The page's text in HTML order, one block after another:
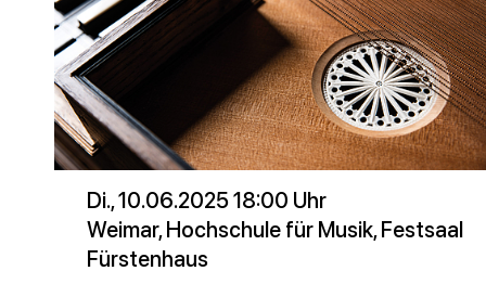
Di., 10.06.2025 18:00 Uhr
Weimar, Hochschule für Musik, Festsaal
Fürstenhaus